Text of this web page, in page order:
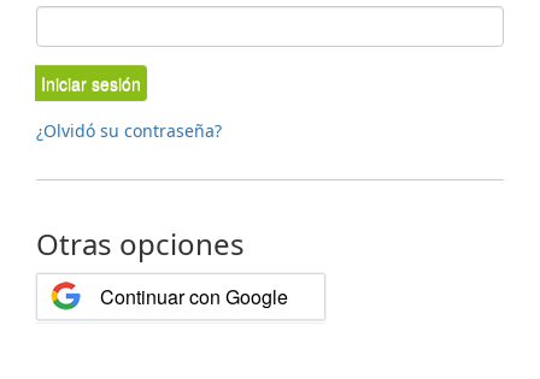
Iniciar sesión
¿Olvidó su contraseña?
Otras opciones
Continuar con Google